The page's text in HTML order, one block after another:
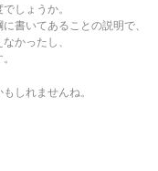
しょうか。
書いてあることの説明で、
かったし、
しれませんね。